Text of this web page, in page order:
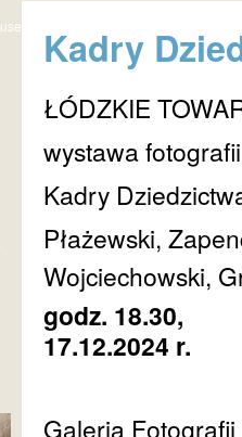
Kadry
ŁÓDZKIE
wystawa fotografii
Kadry
Płażewski,
Wojciechowski,
godz. 18.30,
17.12.2024 r.
Galeria